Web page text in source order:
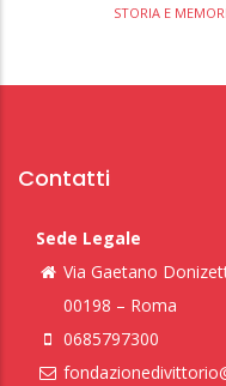
STORIA E
Contatti
Sede Legale
Via Gaetano
00198 – Roma
0685797300